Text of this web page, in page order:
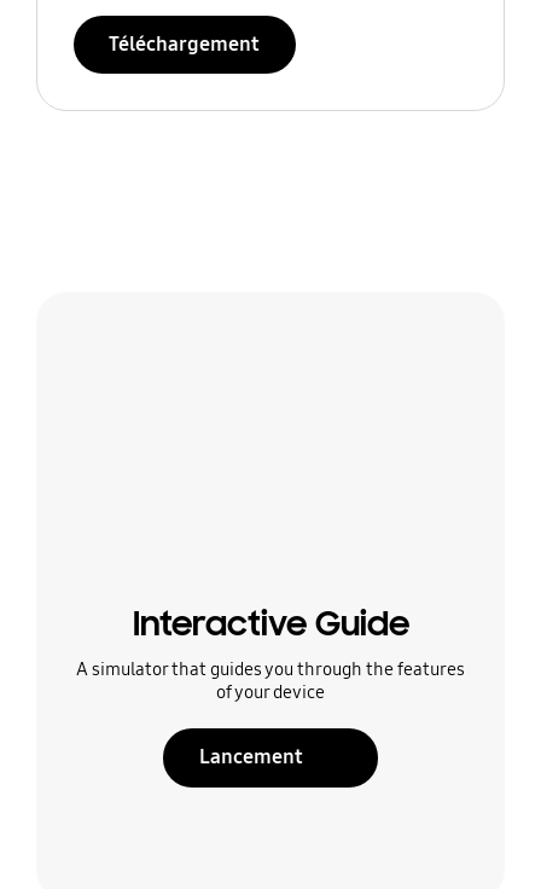
Téléchargement
Interactive Guide
A simulator that guides you through the features
of your device
Lancement